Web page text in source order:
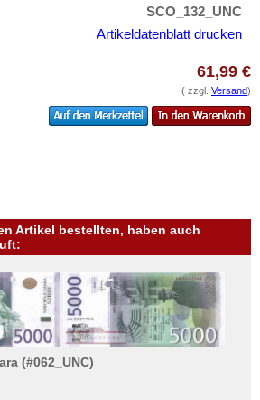
SCO_132_UNC
Artikeldatenblatt drucken
61,99 €
( zzgl. Versand)
Artikel bestellten, haben auch
(#062_UNC)